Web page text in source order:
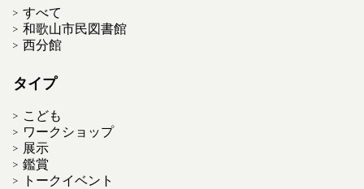
すべて
和歌山市民図書館
西分館
タイプ
こども
ワークショップ
展示
鑑賞
トークイベント